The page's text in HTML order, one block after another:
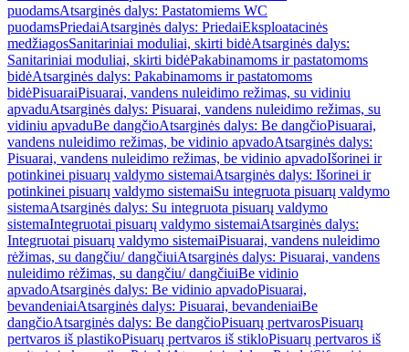
puodamsAtsarginės dalys: Pastatomiems WC
puodamsPriedaiAtsarginės dalys: PriedaiEksploatacinės
medžiagosSanitariniai moduliai, skirti bidėAtsarginės dalys:
Sanitariniai moduliai, skirti bidėPakabinamoms ir pastatomoms
bidėAtsarginės dalys: Pakabinamoms ir pastatomoms
bidėPisuaraiPisuarai, vandens nuleidimo režimas, su vidiniu
apvaduAtsarginės dalys: Pisuarai, vandens nuleidimo režimas, su
vidiniu apvaduBe dangčioAtsarginės dalys: Be dangčioPisuarai,
vandens nuleidimo režimas, be vidinio apvadoAtsarginės dalys:
Pisuarai, vandens nuleidimo režimas, be vidinio apvadoIšorinei ir
potinkinei pisuarų valdymo sistemaiAtsarginės dalys: Išorinei ir
potinkinei pisuarų valdymo sistemaiSu integruota pisuarų valdymo
sistemaAtsarginės dalys: Su integruota pisuarų valdymo
sistemaIntegruotai pisuarų valdymo sistemaiAtsarginės dalys:
Integruotai pisuarų valdymo sistemaiPisuarai, vandens nuleidimo
rėžimas, su dangčiu/ dangčiuiAtsarginės dalys: Pisuarai, vandens
nuleidimo rėžimas, su dangčiu/ dangčiuiBe vidinio
apvadoAtsarginės dalys: Be vidinio apvadoPisuarai,
bevandeniaiAtsarginės dalys: Pisuarai, bevandeniaiBe
dangčioAtsarginės dalys: Be dangčioPisuarų pertvarosPisuarų
pertvaros iš plastikoPisuarų pertvaros iš stikloPisuarų pertvaros iš